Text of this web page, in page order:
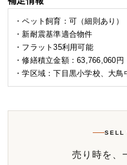
・ペット飼育：可（細則あり）
・新耐震基準適合物件
・フラット35利用可能
・修繕積立金額：63,766,060円
・学区域：下目黒小学校、大鳥
SELL
売り時を、